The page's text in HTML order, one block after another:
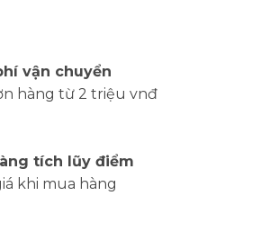
vận chuyển
hàng từ 2 triệu vnđ
tích lũy điểm
khi mua hàng